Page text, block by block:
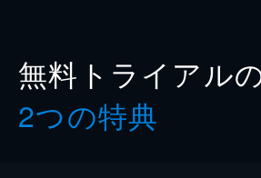
無料トライアル
2つの特典